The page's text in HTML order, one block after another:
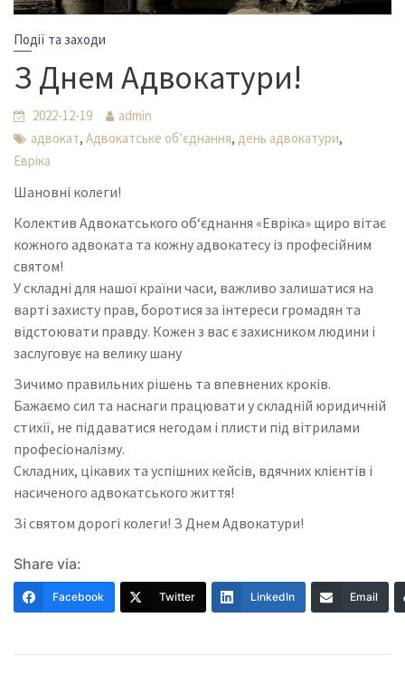
Події та заходи
З Днем Адвокатури!
2022-12-19
admin
адвокат, Адвокатське об’єднання, день адвокатури,
Евріка
Шановні колеги!
Колектив Адвокатського об‘єднання «Евріка» щиро вітає
кожного адвоката та кожну адвокатесу із професійним
святом!
У складні для нашої країни часи, важливо залишатися на
варті захисту прав, боротися за інтереси громадян та
відстоювати правду. Кожен з вас є захисником людини і
заслуговує на велику шану
Зичимо правильних рішень та впевнених кроків.
Бажаємо сил та наснаги працювати у складній юридичній
стихії, не піддаватися негодам і плисти під вітрилами
професіоналізму.
Складних, цікавих та успішних кейсів, вдячних клієнтів і
насиченого адвокатського життя!
Зі святом дорогі колеги! З Днем Адвокатури!
Share via:
Facebook Twitter LinkedIn Email